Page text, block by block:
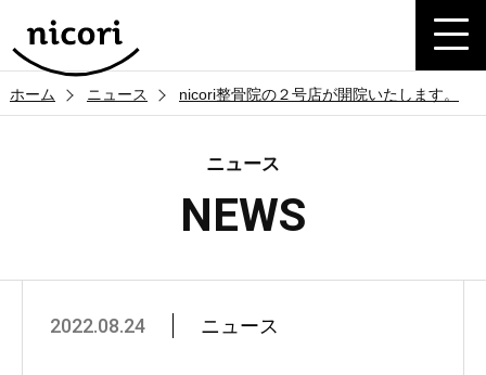
ホーム ニュース nicori整骨院の２号店が開院いたします。
ニュース
NEWS
2022.08.24 ニュース